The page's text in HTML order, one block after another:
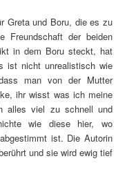
Greta und Boru, die es zu
Freundschaft der beiden
in dem Boru steckt, hat
ist nicht unrealistisch wie
man von der Mutter
ihr wisst was ich meine
alles viel zu schnell und
wie diese hier, wo
ist. Die Autorin
und sie wird ewig tief